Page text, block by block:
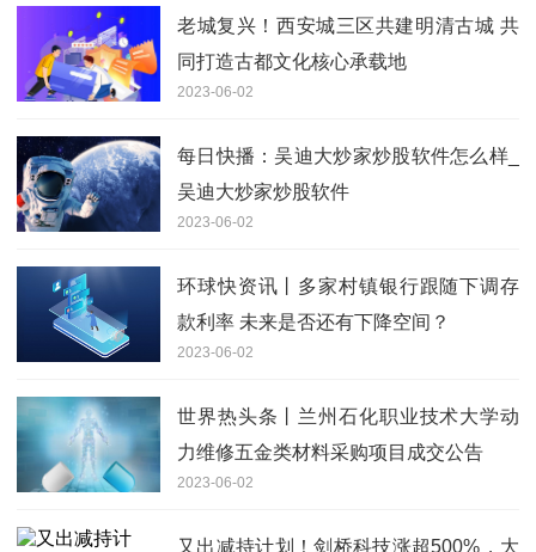
老城复兴！西安城三区共建明清古城 共
同打造古都文化核心承载地
2023-06-02
每日快播：吴迪大炒家炒股软件怎么样_
吴迪大炒家炒股软件
2023-06-02
环球快资讯丨多家村镇银行跟随下调存
款利率 未来是否还有下降空间？
2023-06-02
世界热头条丨兰州石化职业技术大学动
力维修五金类材料采购项目成交公告
2023-06-02
又出减持计划！剑桥科技涨超500%，大